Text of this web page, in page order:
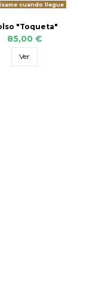
cuando llegue
"Toqueta"
85,00 €
Ver